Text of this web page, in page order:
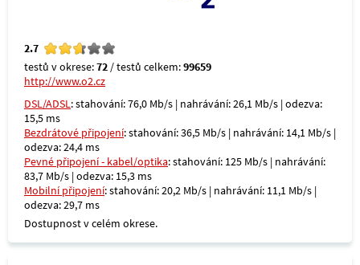
2.7
testů v okrese:72 / testů celkem:99659
http://www.o2.cz
DSL/ADSL: stahování: 76,0 Mb/s | nahrávání: 26,1 Mb/s | odezva:
15,5 ms
Bezdrátové připojení: stahování: 36,5 Mb/s | nahrávání: 14,1 Mb/s |
odezva: 24,4 ms
Pevné připojení - kabel/optika: stahování: 125 Mb/s | nahrávání:
83,7 Mb/s | odezva: 15,3 ms
Mobilní připojení: stahování: 20,2 Mb/s | nahrávání: 11,1 Mb/s |
odezva: 29,7 ms
Dostupnost v celém okrese.